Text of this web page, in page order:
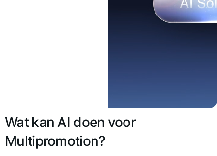
Wat kan AI doen voor
Multipromotion?